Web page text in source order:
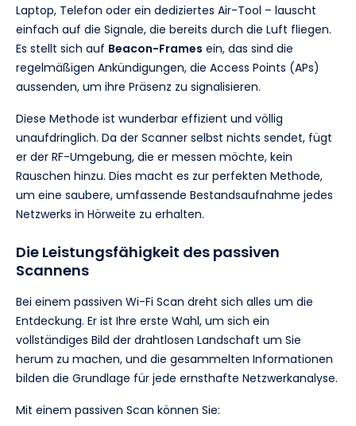
Laptop, Telefon oder ein dediziertes Air-Tool – lauscht
einfach auf die Signale, die bereits durch die Luft fliegen.
Es stellt sich auf Beacon-Frames ein, das sind die
regelmäßigen Ankündigungen, die Access Points (APs)
aussenden, um ihre Präsenz zu signalisieren.
Diese Methode ist wunderbar effizient und völlig
unaufdringlich. Da der Scanner selbst nichts sendet, fügt
er der RF-Umgebung, die er messen möchte, kein
Rauschen hinzu. Dies macht es zur perfekten Methode,
um eine saubere, umfassende Bestandsaufnahme jedes
Netzwerks in Hörweite zu erhalten.
Die Leistungsfähigkeit des passiven
Scannens
Bei einem passiven Wi-Fi Scan dreht sich alles um die
Entdeckung. Er ist Ihre erste Wahl, um sich ein
vollständiges Bild der drahtlosen Landschaft um Sie
herum zu machen, und die gesammelten Informationen
bilden die Grundlage für jede ernsthafte Netzwerkanalyse.
Mit einem passiven Scan können Sie: